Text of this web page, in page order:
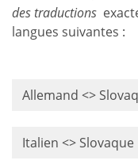
des traductions
langues suivantes :
Allemand <>
Italien <> Slovaque